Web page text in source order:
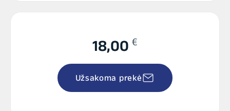
18,00 €
Užsakoma prekė